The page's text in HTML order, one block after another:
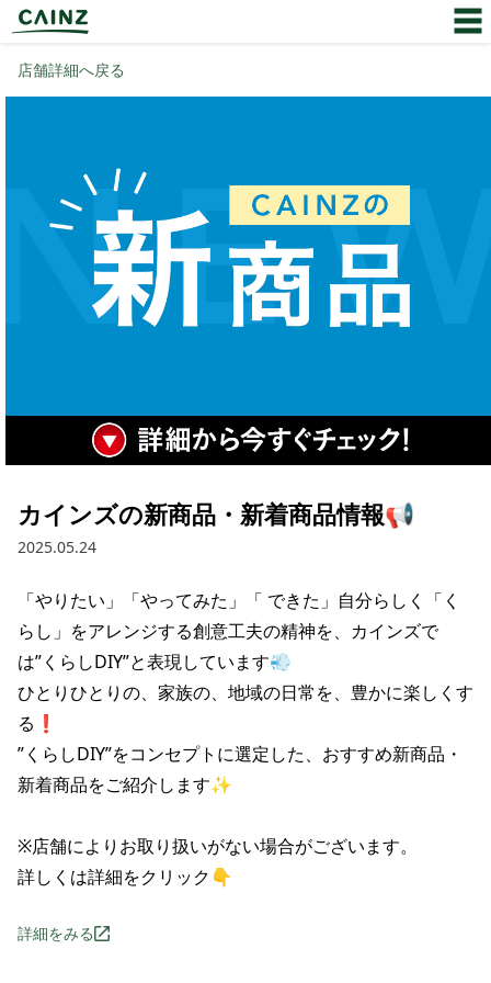
店舗詳細へ戻る
カインズの新商品・新着商品情報📢
2025.05.24
「やりたい」「やってみた」「 できた」自分らしく「く
らし」をアレンジする創意工夫の精神を、カインズで
は”くらしDIY”と表現しています💨
ひとりひとりの、家族の、地域の日常を、豊かに楽しくす
る❗
”くらしDIY”をコンセプトに選定した、おすすめ新商品・
新着商品をご紹介します✨
※店舗によりお取り扱いがない場合がございます。
詳しくは詳細をクリック👇
詳細をみる